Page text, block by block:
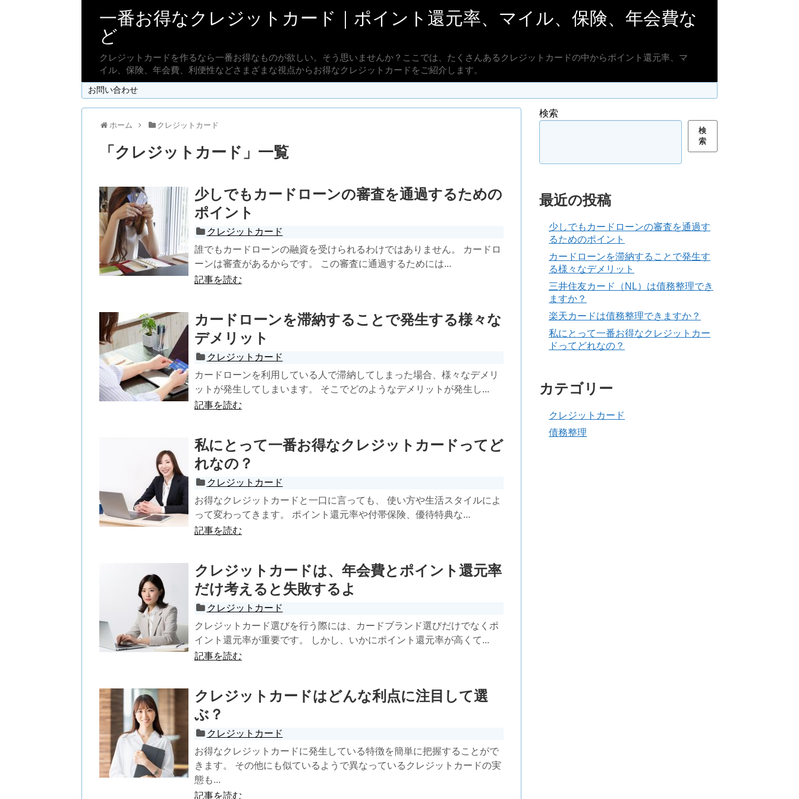
一番お得なクレジットカード｜ポイント還元率、マイル、保険、年会費な
ど
クレジットカードを作るなら一番お得なものが欲しい。そう思いませんか？ここでは、たくさんあるクレジットカードの中からポイント還元率、マ
イル、保険、年会費、利便性などさまざまな視点からお得なクレジットカードをご紹介します。
お問い合わせ
ホーム クレジットカード
「 クレジットカード 」 一覧
少しでもカードローンの審査を通過するための
ポイント
クレジットカード
誰でもカードローンの融資を受けられるわけではありません。 カードロ
ーンは審査があるからです。 この審査に通過するためには...
記事を読む
カードローンを滞納することで発生する様々な
デメリット
クレジットカード
カードローンを利用している人で滞納してしまった場合、様々なデメリ
ットが発生してしまいます。 そこでどのようなデメリットが発生し...
記事を読む
私にとって一番お得なクレジットカードってど
れなの？
クレジットカード
お得なクレジットカードと一口に言っても、 使い方や生活スタイルによ
って変わってきます。 ポイント還元率や付帯保険、優待特典な...
記事を読む
クレジットカードは、年会費とポイント還元率
だけ考えると失敗するよ
クレジットカード
クレジットカード選びを行う際には、カードブランド選びだけでなくポ
イント還元率が重要です。 しかし、いかにポイント還元率が高くて...
記事を読む
クレジットカードはどんな利点に注目して選
ぶ？
クレジットカード
お得なクレジットカードに発生している特徴を簡単に把握することがで
きます。 その他にも似ているようで異なっているクレジットカードの実
態も...
記事を読む
検索
検
索
最近の投稿
少しでもカードローンの審査を通過す
るためのポイント
カードローンを滞納することで発生す
る様々なデメリット
三井住友カード（NL）は債務整理でき
ますか？
楽天カードは債務整理できますか？
私にとって一番お得なクレジットカー
ドってどれなの？
カテゴリー
クレジットカード
債務整理